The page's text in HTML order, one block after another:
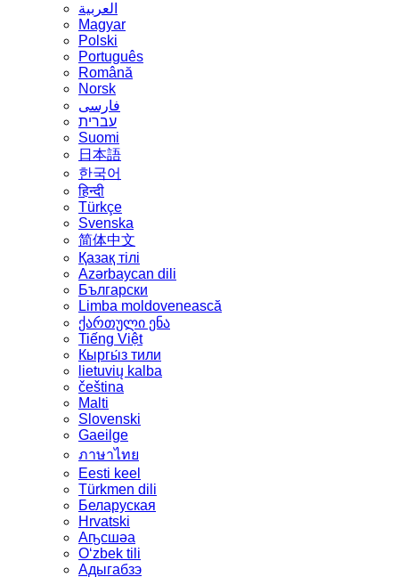
العربية
Magyar
Polski
Português
Română
Norsk
فارسی
עברית
Suomi
日本語
한국어
हिन्दी
Türkçe
Svenska
简体中文
Қазақ тілі
Azərbaycan dili
Български
Limba moldovenească
ქართული ენა
Tiếng Việt
Кыргы́з тили
lietuvių kalba
čeština
Malti
Slovenski
Gaeilge
ภาษาไทย
Eesti keel
Türkmen dili
Беларуская
Hrvatski
Аҧсшәа
Oʻzbek tili
Адыгабзэ